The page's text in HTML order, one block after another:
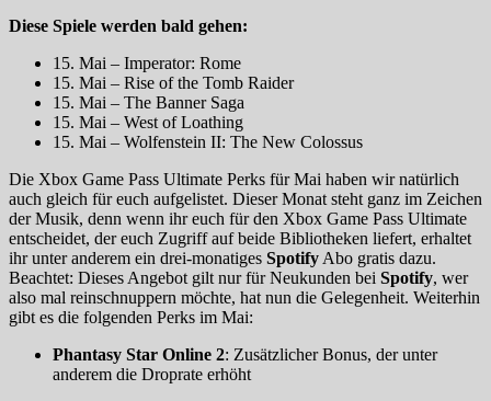
Diese Spiele werden bald gehen:
15. Mai – Imperator: Rome
15. Mai – Rise of the Tomb Raider
15. Mai – The Banner Saga
15. Mai – West of Loathing
15. Mai – Wolfenstein II: The New Colossus
Die Xbox Game Pass Ultimate Perks für Mai haben wir natürlich
auch gleich für euch aufgelistet. Dieser Monat steht ganz im Zeichen
der Musik, denn wenn ihr euch für den Xbox Game Pass Ultimate
entscheidet, der euch Zugriff auf beide Bibliotheken liefert, erhaltet
ihr unter anderem ein drei-monatiges Spotify Abo gratis dazu.
Beachtet: Dieses Angebot gilt nur für Neukunden bei Spotify, wer
also mal reinschnuppern möchte, hat nun die Gelegenheit. Weiterhin
gibt es die folgenden Perks im Mai:
Phantasy Star Online 2: Zusätzlicher Bonus, der unter
anderem die Droprate erhöht